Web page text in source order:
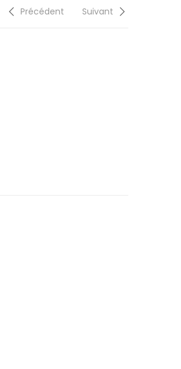
Précédent Suivant